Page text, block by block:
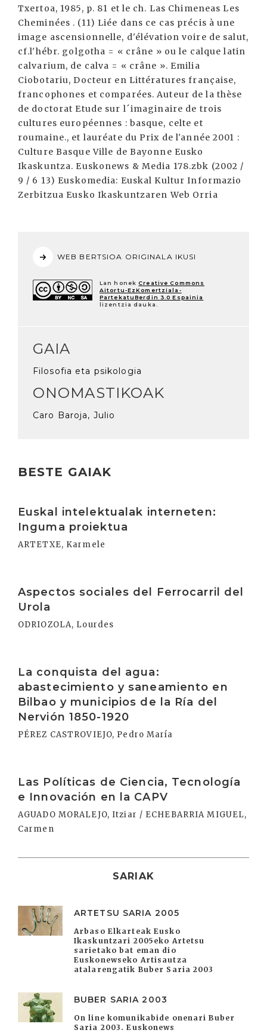
WEB BERTSIOA ORIGINALA IKUSI
Lan honek Creative Commons
Aitortu-EzKomertziala-
PartekatuBerdin 3.0 Espainia
lizentzia dauka.
GAIA
Filosofia eta psikologia
ONOMASTIKOAK
Caro Baroja, Julio
BESTE GAIAK
Euskal intelektualak interneten:
Inguma proiektua
ARTETXE, Karmele
Aspectos sociales del Ferrocarril del
Urola
ODRIOZOLA, Lourdes
La conquista del agua:
abastecimiento y saneamiento en
Bilbao y municipios de la Ría del
Nervión 1850-1920
PÉREZ CASTROVIEJO, Pedro María
Las Políticas de Ciencia, Tecnología
e Innovación en la CAPV
AGUADO MORALEJO, Itziar / ECHEBARRIA MIGUEL,
Carmen
SARIAK
ARTETSU SARIA 2005
Arbaso Elkarteak Eusko
Ikaskuntzari 2005eko Artetsu
sarietako bat eman dio
Euskonewseko Artisautza
atalarengatik Buber Saria 2003
BUBER SARIA 2003
On line komunikabide onenari Buber
Saria 2003. Euskonews